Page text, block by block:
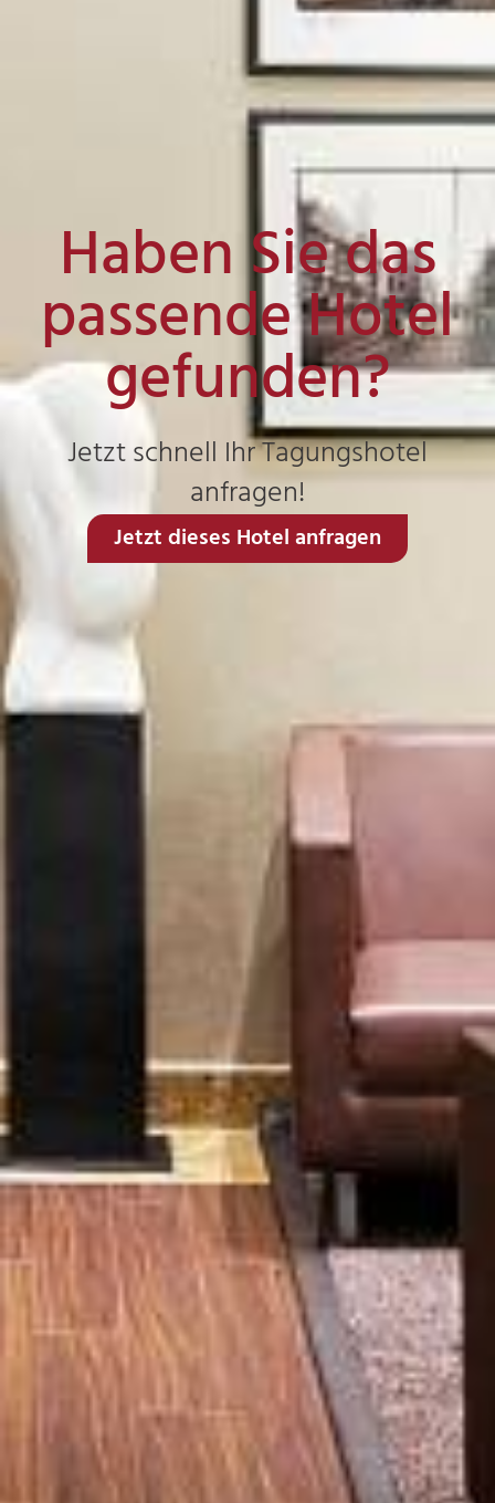
Haben Sie das
passende Hotel
gefunden?
Jetzt schnell Ihr Tagungshotel
anfragen!
Jetzt dieses Hotel anfragen